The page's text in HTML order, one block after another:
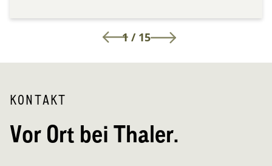
1/ 15
KONTAKT
Vor Ort bei Thaler.